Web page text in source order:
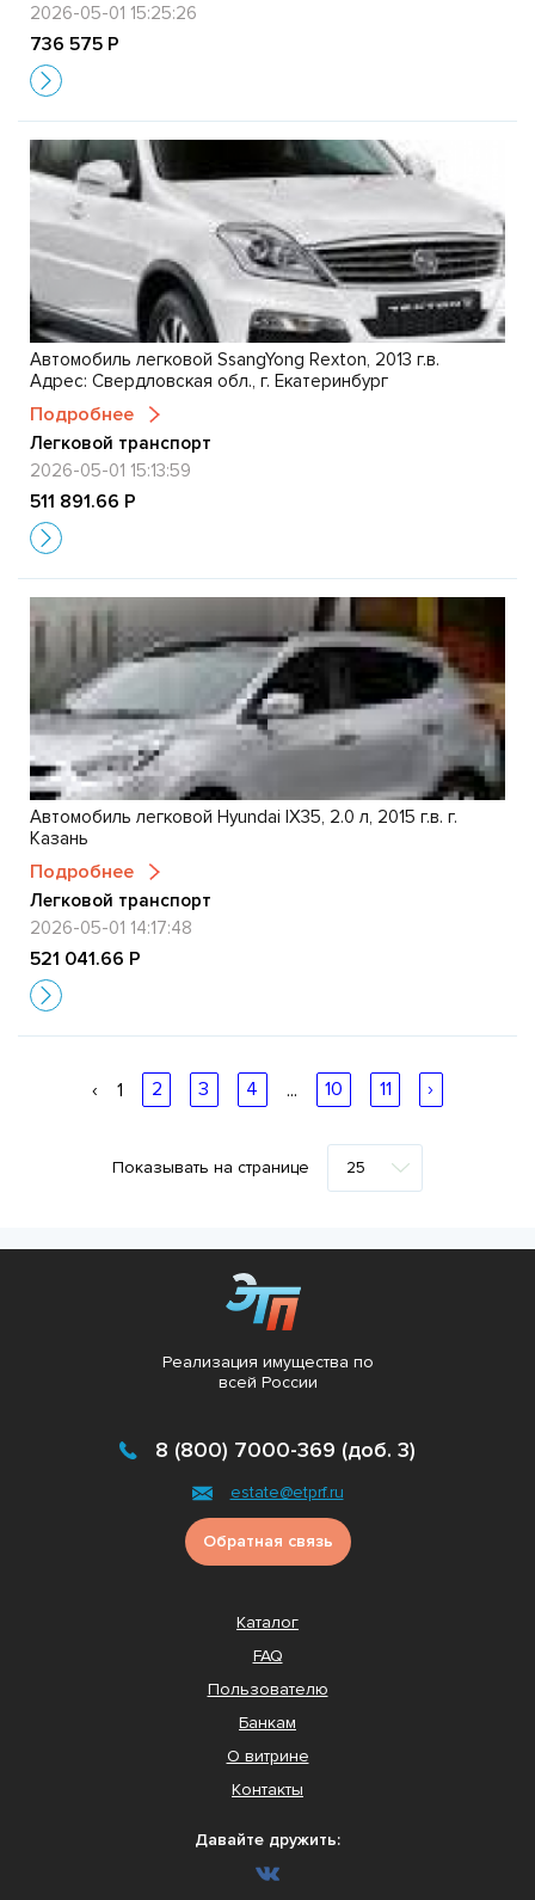
2026-05-01 15:25:26
736 575 Р
Автомобиль легковой SsangYong Rexton, 2013 г.в.
Адрес: Свердловская обл., г. Екатеринбург
Подробнее
Легковой транспорт
2026-05-01 15:13:59
511 891.66 Р
Автомобиль легковой Hyundai IX35, 2.0 л, 2015 г.в. г.
Казань
Подробнее
Легковой транспорт
2026-05-01 14:17:48
521 041.66 Р
‹ 1 2 3 4 ... 10 11 ›
Показывать на странице
Реализация имущества по
всей России
8 (800) 7000-369 (доб. 3)
estate@etprf.ru
Обратная связь
Каталог
FAQ
Пользователю
Банкам
О витрине
Контакты
Давайте дружить: